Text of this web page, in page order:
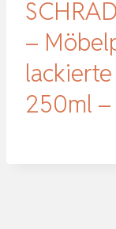
–
250ml